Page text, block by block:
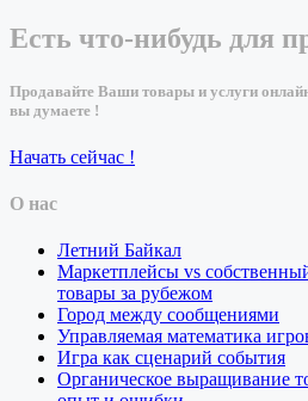
Есть что-нибудь для
Продавайте Ваши товары и услуги
вы думаете !
Начать сейчас !
О нас
Летний Байкал
Маркетплейсы vs
товары за рубежом
Город между сообщениями
Управляемая математика
Игра как сценарий события
Органическое выращивание